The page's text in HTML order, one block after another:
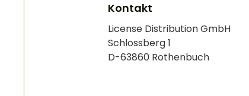
Kontakt
License Distribution GmbH
Schlossberg 1
D-63860 Rothenbuch